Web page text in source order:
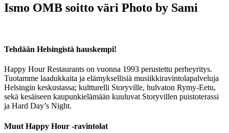
Ismo OMB soitto väri Photo by Sami
Tehdään Helsingistä hauskempi!
Happy Hour Restaurants on vuonna 1993 perustettu perheyritys.
Tuotamme laadukkaita ja elämyksellisiä musiikkiravintolapalveluja
Helsingin keskustassa; kultturelli Storyville, hulvaton Rymy-Eetu,
sekä kesäiseen kaupunkielämään kuuluvat Storyvillen puistoterassi
ja Hard Day’s Night.
Muut Happy Hour -ravintolat